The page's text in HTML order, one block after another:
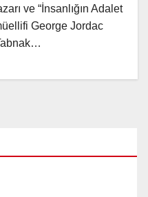
ve “İnsanlığın Adalet
George Jordac